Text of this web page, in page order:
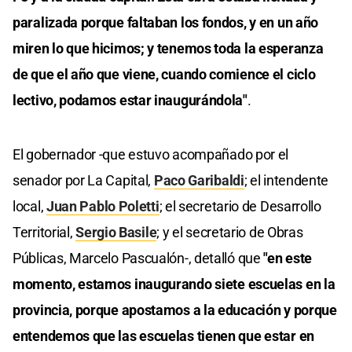
paralizada porque faltaban los fondos, y en un año
miren lo que hicimos; y tenemos toda la esperanza
de que el año que viene, cuando comience el ciclo
lectivo, podamos estar inaugurándola".
El gobernador -que estuvo acompañado por el
senador por La Capital, Paco Garibaldi; el intendente
local,Juan Pablo Poletti; el secretario de Desarrollo
Territorial,Sergio Basile; y el secretario de Obras
Públicas, Marcelo Pascualón-, detalló que"en este
momento, estamos inaugurando siete escuelas en la
provincia, porque apostamos a la educación y porque
entendemos que las escuelas tienen que estar en